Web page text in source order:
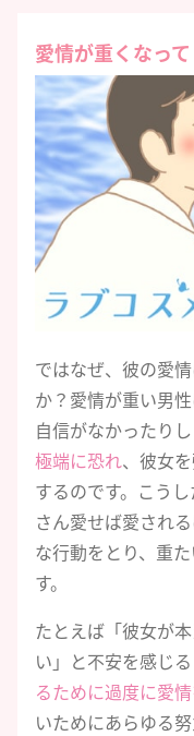
愛情が重くなっ
ではなぜ、彼の愛
か？愛情が重い男
自信がなかったりし
極端に恐れ、彼女
するのです。こう
さん愛せば愛され
な行動をとり、重
す。
たとえば「彼女が
い」と不安を感じ
るために過度に愛
いためにあらゆる